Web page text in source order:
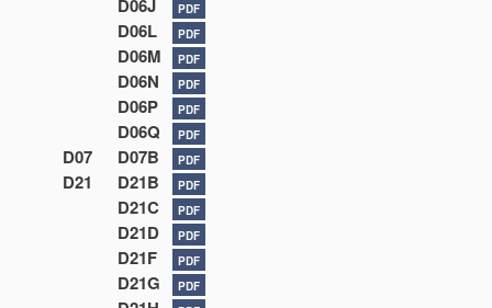
D06J PDF
D06L PDF
D06M PDF
D06N PDF
D06P PDF
D06Q PDF
D07 D07B PDF
D21 D21B PDF
D21C PDF
D21D PDF
D21F PDF
D21G PDF